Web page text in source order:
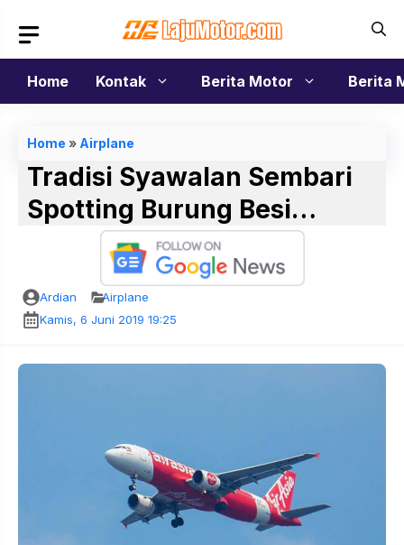
isi
Home
Kontak Berita Motor Berita
Home » Airplane
Tradisi Syawalan Sembari
Spotting Burung Besi…
Ardian
Airplane
Kamis, 6 Juni 2019 19:25